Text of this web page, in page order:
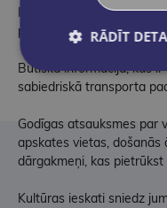
Iekšējās informācijas
pārvietoties kā vietējais,
Būtiska informācija, kas
sabiedriskā transporta
Godīgas atsauksmes par
apskates vietas, došanās
dārgakmeņi, kas
Kultūras ieskati sniedz
RĀDĪT